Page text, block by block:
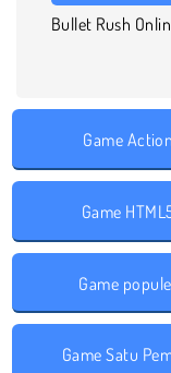
Bullet Rush
Game Action
Game
Game
Game Satu